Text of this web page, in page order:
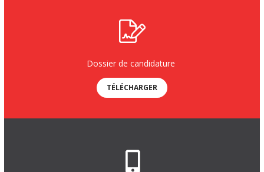
Dossier de candidature
TÉLÉCHARGER